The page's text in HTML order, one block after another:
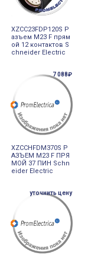
XZCC23FDP120S Р
азъем M23 F прям
ой 12 контактов S
chneider Electric
7 088₽
XZCCHFDM370S Р
АЗЪЕМ M23 F ПРЯ
МОЙ 37 ПИН Schn
eider Electric
уточнить цену